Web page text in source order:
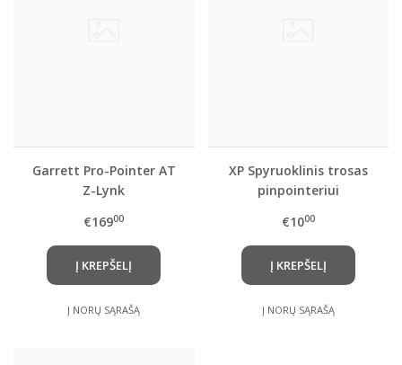
Garrett Pro-Pointer AT
Z-Lynk
€16900
Į KREPŠELĮ
Į NORŲ SĄRAŠĄ
XP Spyruoklinis trosas
pinpointeriui
€1000
Į KREPŠELĮ
Į NORŲ SĄRAŠĄ